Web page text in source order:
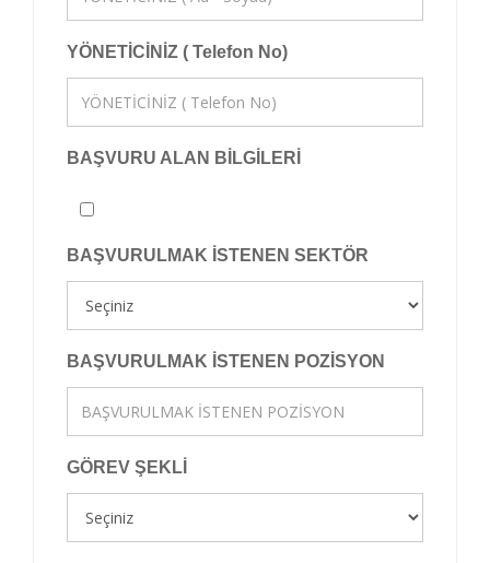
YÖNETİCİNİZ ( Telefon No)
BAŞVURU ALAN BİLGİLERİ
BAŞVURULMAK İSTENEN SEKTÖR
BAŞVURULMAK İSTENEN POZİSYON
GÖREV ŞEKLİ